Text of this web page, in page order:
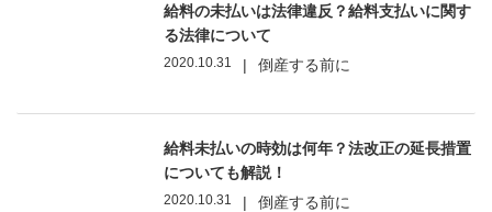
給料の未払いは法律違反？給料支払いに関す
る法律について
2020.10.31 | 倒産する前に
給料未払いの時効は何年？法改正の延長措置
についても解説！
2020.10.31 | 倒産する前に